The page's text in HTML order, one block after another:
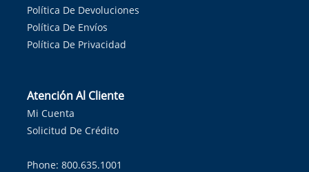
Política De Devoluciones
Política De Envíos
Política De Privacidad
Atención Al Cliente
Mi Cuenta
Solicitud De Crédito
Phone: 800.635.1001